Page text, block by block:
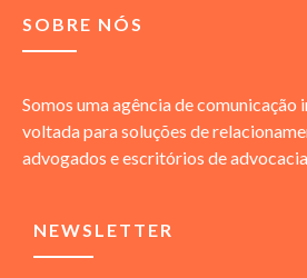
SOBRE NÓS
Somos uma agência de comunicação
voltada para soluções de
advogados e escritórios de
NEWSLETTER